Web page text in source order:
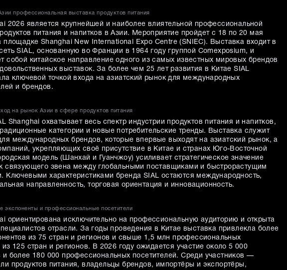
профессиональная выставка продуктов питания
2026 является крупнейшей и наиболее влиятельной профессиональной
питания и напитков в Азии. Мероприятие пройдет с 18 по 20 мая
площадке Shanghai New International Expo Centre (SNIEC). Выставка входит в
SIAL, основанную во Франции в 1964 году группой Comexposium, и
собой китайское направление одного из самых известных мировых брендов
выставок. За более чем 25 лет развития в Китае SIAL
ключевой точкой входа на азиатский рынок для международных
и брендов.
на рынок Азии в сфере продуктов питания
Shanghai охватывает весь спектр индустрии продуктов питания и напитков,
категории и новые потребительские тренды. Выставка служит
международных брендов, которые впервые выходят на азиатский рынок, а
укрепляющих своё присутствие в Китае и странах Юго-Восточной
модель (Шанхай и Гуанчжоу) усиливает стратегическое значение
связующего звена между глобальными поставщиками и быстрорастущим
Ключевыми характеристиками бренда SIAL остаются международность,
направленность, торговая ориентация и инновационность.
экспоненты и профессиональные посетители
ориентирована исключительно на профессиональную аудиторию и открыта
отрасли. За годы проведения в Китае выставка привлекла более
из 75 стран и регионов и свыше 1,5 млн профессиональных
из 125 стран и регионов. В 2026 году ожидается участие около 5 000
и более 180 000 профессиональных посетителей. Среди участников —
продуктов питания, владельцы брендов, импортёры и экспортёры,